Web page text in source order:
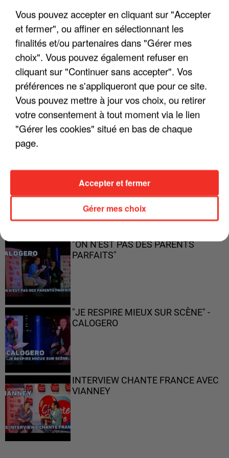
LES INTERVIEWS CHANTE
FRANCE
Voir plus
"JE SUIS À DISPOSITION DES
ENFOIRÉS"
"ON N'EST PAS DES PARENTS
PARFAITS"
"JE RESPIRE MIEUX SUR SCÈNE" -
CALOGERO
INTERVIEW CHANTE FRANCE AVEC
VIANNEY
Vous pouvez accepter en cliquant sur "Accepter
et fermer", ou affiner en sélectionnant les
finalités et/ou partenaires dans "Gérer mes
choix". Vous pouvez également refuser en
cliquant sur "Continuer sans accepter". Vos
préférences ne s'appliqueront que pour ce site.
Vous pouvez mettre à jour vos choix, ou retirer
votre consentement à tout moment via le lien
"Gérer les cookies" situé en bas de chaque
page.
Gérer mes choix
Accepter et fermer